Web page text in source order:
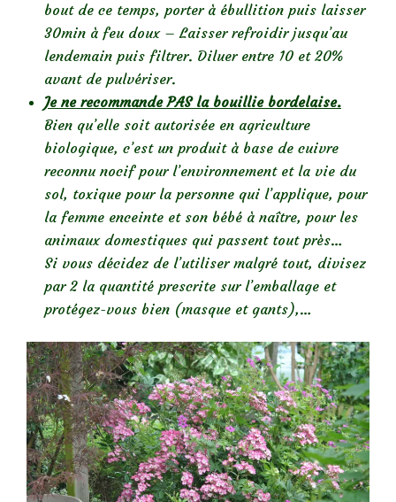
bout de ce temps, porter à ébullition puis laisser
30min à feu doux – Laisser refroidir jusqu’au
lendemain puis filtrer. Diluer entre 10 et 20%
avant de pulvériser.
Je ne recommande PAS la bouillie bordelaise.
Bien qu’elle soit autorisée en agriculture
biologique, c’est un produit à base de cuivre
reconnu nocif pour l’environnement et la vie du
sol, toxique pour la personne qui l’applique, pour
la femme enceinte et son bébé à naître, pour les
animaux domestiques qui passent tout près…
Si vous décidez de l’utiliser malgré tout, divisez
par 2 la quantité prescrite sur l’emballage et
protégez-vous bien (masque et gants),…